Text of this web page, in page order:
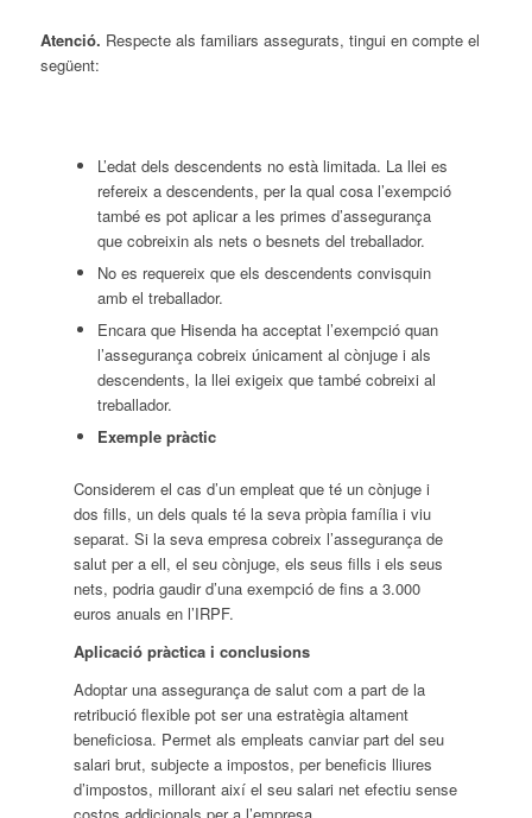
Atenció. Respecte als familiars assegurats, tingui en compte el
següent:
L’edat dels descendents no està limitada. La llei es
refereix a descendents, per la qual cosa l’exempció
també es pot aplicar a les primes d’assegurança
que cobreixin als nets o besnets del treballador.
No es requereix que els descendents convisquin
amb el treballador.
Encara que Hisenda ha acceptat l’exempció quan
l’assegurança cobreix únicament al cònjuge i als
descendents, la llei exigeix que també cobreixi al
treballador.
Exemple pràctic
Considerem el cas d’un empleat que té un cònjuge i
dos fills, un dels quals té la seva pròpia família i viu
separat. Si la seva empresa cobreix l’assegurança de
salut per a ell, el seu cònjuge, els seus fills i els seus
nets, podria gaudir d’una exempció de fins a 3.000
euros anuals en l’IRPF.
Aplicació pràctica i conclusions
Adoptar una assegurança de salut com a part de la
retribució flexible pot ser una estratègia altament
beneficiosa. Permet als empleats canviar part del seu
salari brut, subjecte a impostos, per beneficis lliures
d’impostos, millorant així el seu salari net efectiu sense